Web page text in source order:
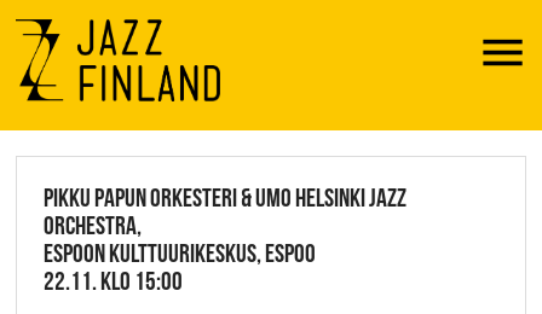
Menu
JAZZ FINLAND LIVE
PIKKU PAPUN ORKESTERI & UMO HELSINKI JAZZ
ORCHESTRA,
ESPOON KULTTUURIKESKUS, ESPOO
22.11. KLO 15:00